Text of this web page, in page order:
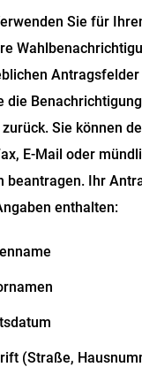
Sie für
Antragsfelder
die
Sie können
E-Mail oder
beantragen. Ihr
enthalten:
(Straße,